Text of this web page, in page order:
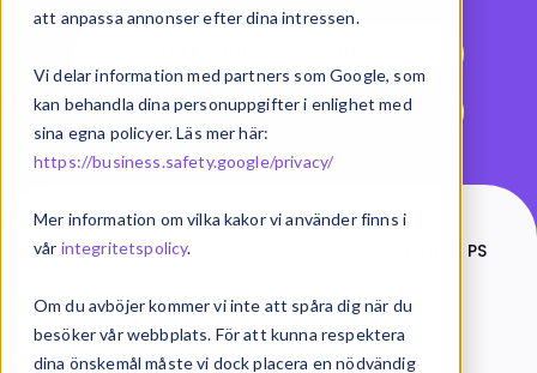
att anpassa annonser efter dina intressen.
Vi delar information med partners som Google, som
kan behandla dina personuppgifter i enlighet med
sina egna policyer. Läs mer här:
https://business.safety.google/privacy/
Mer information om vilka kakor vi använder finns i
vår integritetspolicy.
Om du avböjer kommer vi inte att spåra dig när du
besöker vår webbplats. För att kunna respektera
dina önskemål måste vi dock placera en nödvändig
Vad är integration?
Systemintegration Visma Agda PS